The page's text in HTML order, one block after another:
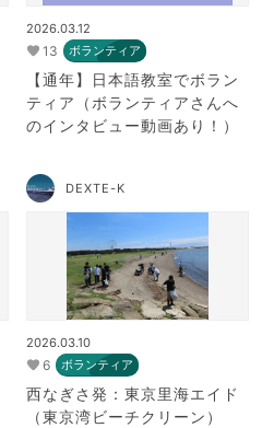
2026.03.12
13 ボランティア
【通年】日本語教室でボラン
ティア（ボランティアさんへ
のインタビュー動画あり！）
DEXTE-K
2026.03.10
6 ボランティア
西なぎさ発：東京里海エイド
（東京湾ビーチクリーン）